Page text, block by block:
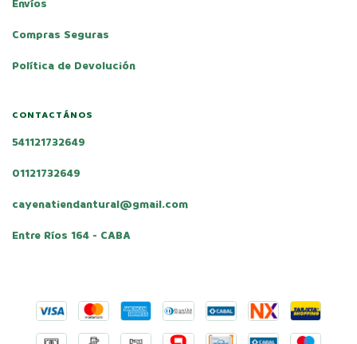
Envíos
Compras Seguras
Política de Devolución
CONTACTÁNOS
541121732649
01121732649
cayenatiendantural@gmail.com
Entre Ríos 164 - CABA